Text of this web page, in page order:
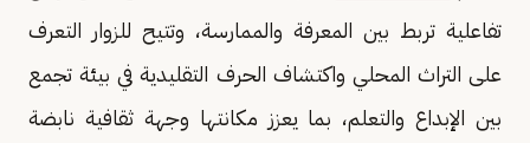
تفاعلية تربط بين المعرفة والممارسة، وتتيح للزوار التعرف
على التراث المحلي واكتشاف الحرف التقليدية في بيئة تجمع
بين الإبداع والتعلم، بما يعزز مكانتها وجهة ثقافية نابضة